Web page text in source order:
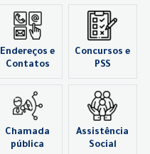
Endereços e
Contatos
Concursos e
PSS
Chamada
pública
Assistência
Social